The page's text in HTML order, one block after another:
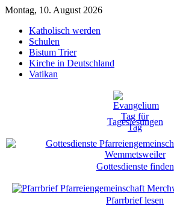
Montag, 10. August 2026
Katholisch werden
Schulen
Bistum Trier
Kirche in Deutschland
Vatikan
Tageslesungen
Gottesdienste finden
Pfarrbrief lesen